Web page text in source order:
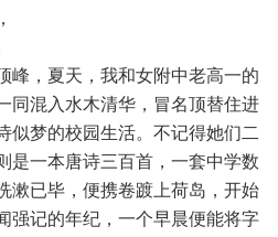
顶峰，夏天，我和女附中老高一的
同混入水木清华，冒名顶替住进
似梦的校园生活。不记得她们二
是一本唐诗三百首，一套中学数
漱已毕，便携卷踱上荷岛，开始
强记的年纪，一个早晨便能将字